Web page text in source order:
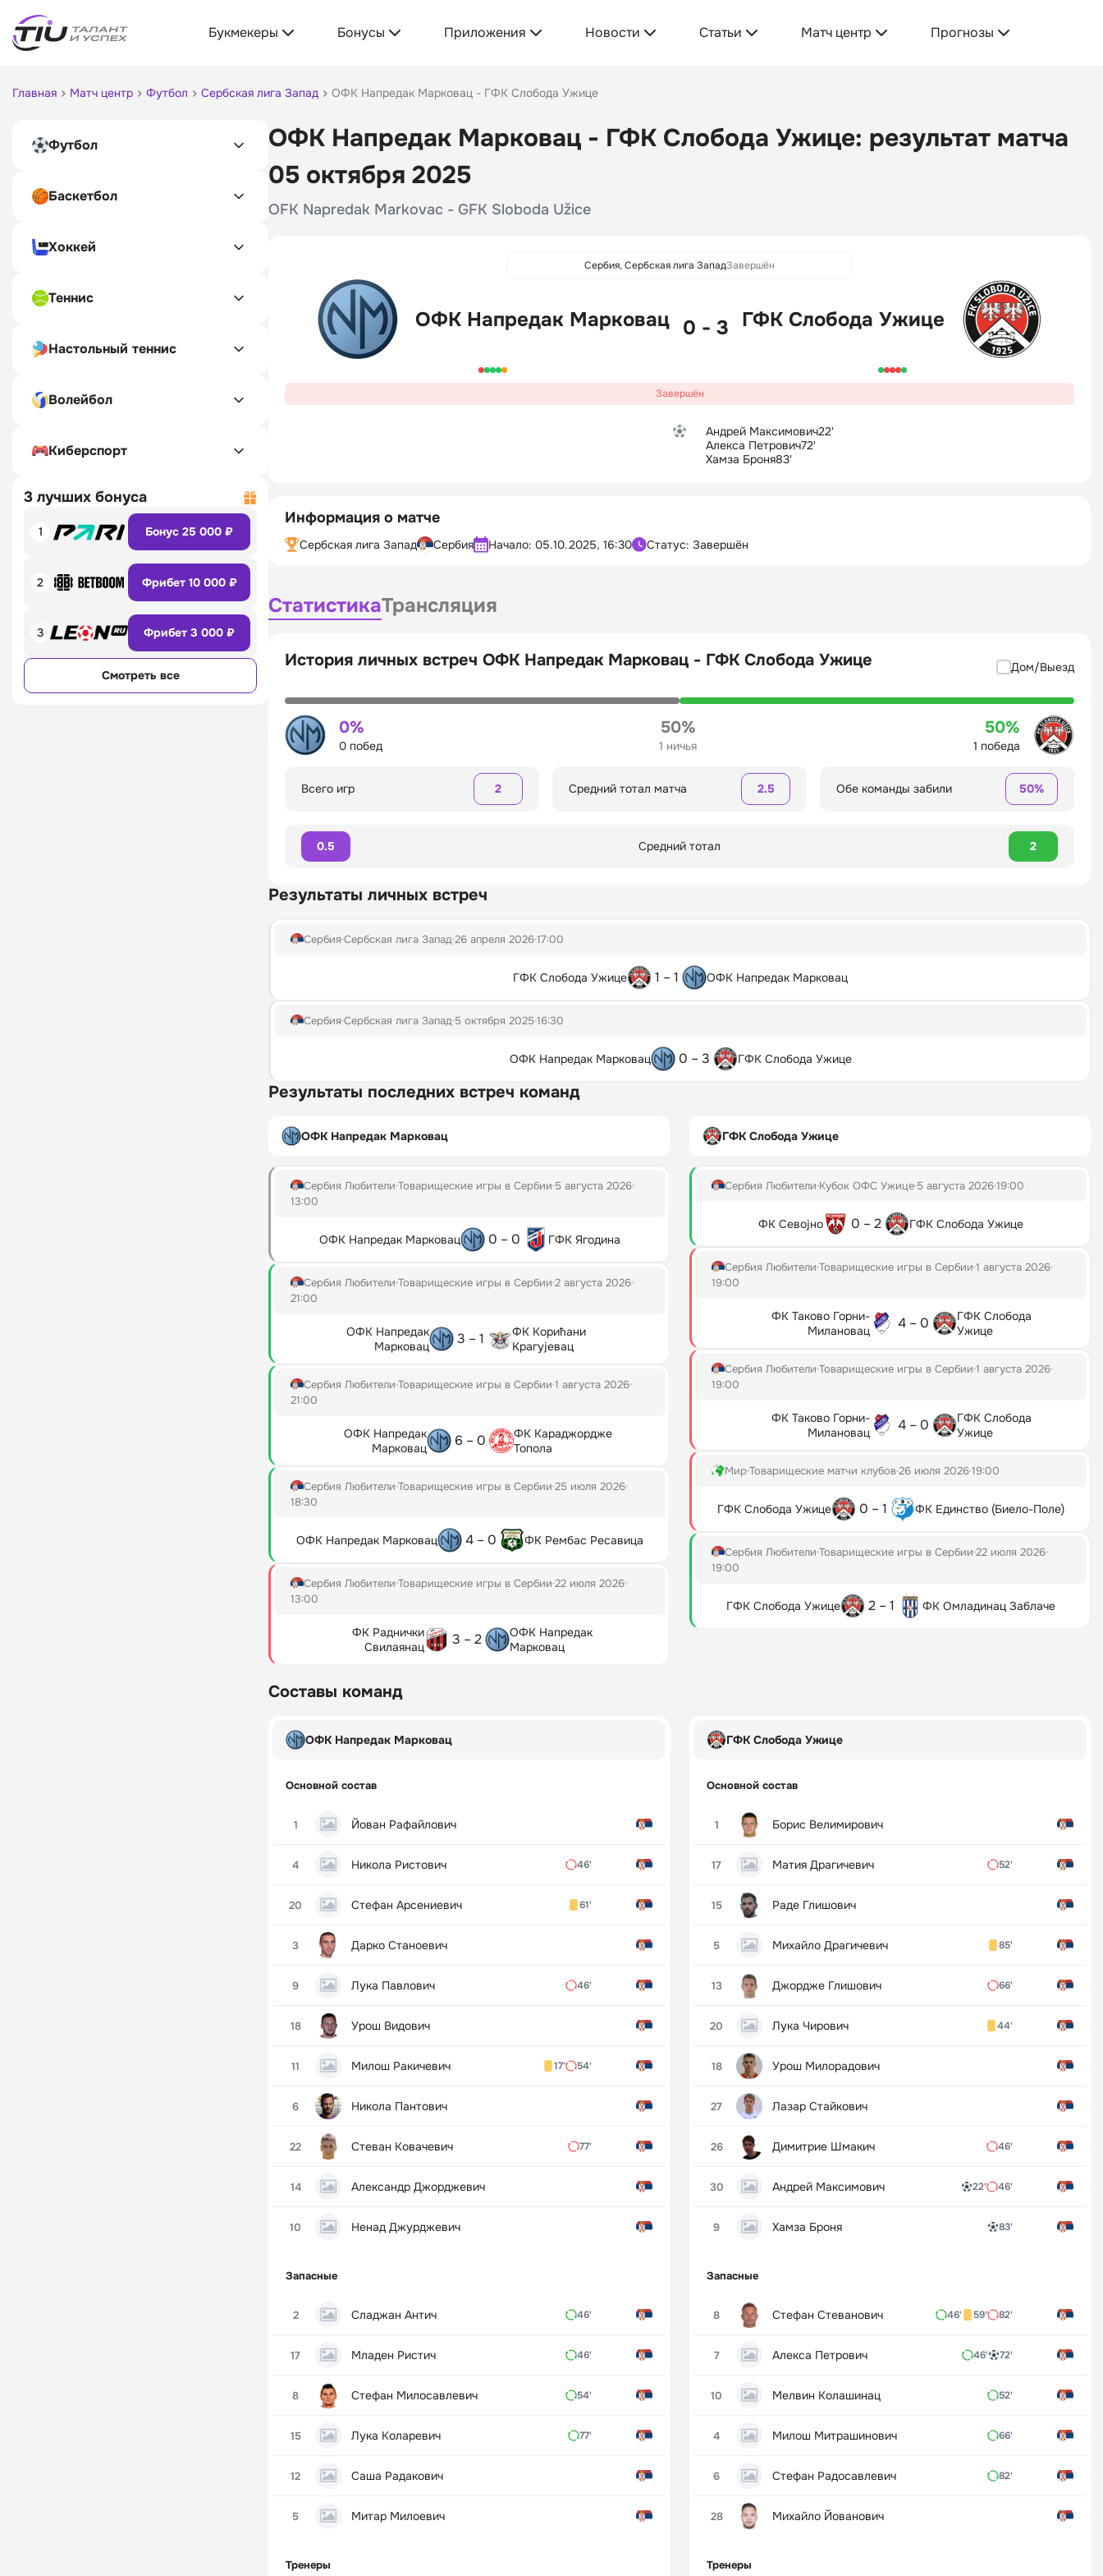
Букмекеры Бонусы Приложения Новости Статьи Матч центр Прогнозы
Главная Матч центр Футбол Сербская лига Запад ОФК Напредак Марковац - ГФК Слобода Ужице
Футбол
Баскетбол
Хоккей
Теннис
Настольный теннис
Волейбол
Киберспорт
3 лучших бонуса
1 Бонус 25 000 ₽
2 Фрибет 10 000 ₽
3 Фрибет 3 000 ₽
Смотреть все
ОФК Напредак Марковац - ГФК Слобода Ужице: результат матча
05 октября 2025
OFK Napredak Markovac - GFK Sloboda Užice
Сербия, Сербская лига ЗападЗавершён
ОФК Напредак Марковац 0 - 3 ГФК Слобода Ужице
Завершён
Андрей Максимович22'
Алекса Петрович72'
Хамза Броня83'
Информация о матче
Сербская лига Запад Сербия Начало: 05.10.2025, 16:30 Статус: Завершён
СтатистикаТрансляция
История личных встреч ОФК Напредак Марковац - ГФК Слобода Ужице Дом/Выезд
0%
0 побед
50%
1 ничья
50%
1 победа
Всего игр 2 Средний тотал матча 2.5 Обе команды забили 50%
0.5 Средний тотал 2
Результаты личных встреч
Сербия Сербская лига Запад26 апреля 202617:00
ГФК Слобода Ужице 1 – 1 ОФК Напредак Марковац
Сербия Сербская лига Запад 5 октября 202516:30
ОФК Напредак Марковац 0 – 3 ГФК Слобода Ужице
Результаты последних встреч команд
ОФК Напредак Марковац
Сербия Любители Товарищеские игры в Сербии 5 августа 2026
13:00
ОФК Напредак Марковац 0 – 0 ГФК Ягодина
Сербия Любители Товарищеские игры в Сербии 2 августа 2026
21:00
ОФК Напредак
Марковац
3 – 1
ФК Корићани
Крагујевац
Сербия Любители Товарищеские игры в Сербии 1 августа 2026
21:00
ОФК Напредак
Марковац
6 – 0
ФК Караджордже
Топола
Сербия Любители Товарищеские игры в Сербии 25 июля 2026
18:30
ОФК Напредак Марковац 4 – 0 ФК Рембас Ресавица
Сербия Любители Товарищеские игры в Сербии 22 июля 2026
13:00
ФК Раднички
Свилаянац
3 – 2
ОФК Напредак
Марковац
ГФК Слобода Ужице
Сербия Любители Кубок ОФС Ужице 5 августа 202619:00
ФК Севојно 0 – 2 ГФК Слобода Ужице
Сербия Любители Товарищеские игры в Сербии 1 августа 2026
19:00
ФК Таково Горни-
Милановац
4 – 0
ГФК Слобода
Ужице
Сербия Любители Товарищеские игры в Сербии 1 августа 2026
19:00
ФК Таково Горни-
Милановац
4 – 0
ГФК Слобода
Ужице
МирТоварищеские матчи клубов26 июля 202619:00
ГФК Слобода Ужице 0 – 1 ФК Единство (Биело-Поле)
Сербия Любители Товарищеские игры в Сербии 22 июля 2026
19:00
ГФК Слобода Ужице 2 – 1 ФК Омладинац Заблаче
Составы команд
ОФК Напредак Марковац
Основной состав
1 Йован Рафайлович
4 Никола Ристович 46'
20 Стефан Арсениевич 61'
3 Дарко Станоевич
9 Лука Павлович 46'
18 Урош Видович
11 Милош Ракичевич 17' 54'
6 Никола Пантович
22 Стеван Ковачевич 77'
14 Александр Джорджевич
10 Ненад Джурджевич
Запасные
2 Сладжан Антич 46'
17 Младен Ристич 46'
8 Стефан Милосавлевич 54'
15 Лука Коларевич 77'
12 Саша Радакович
5 Митар Милоевич
Тренеры
ГФК Слобода Ужице
Основной состав
1 Борис Велимирович
17 Матия Драгичевич 52'
15 Раде Глишович
5 Михайло Драгичевич 85'
13 Джордже Глишович 66'
20 Лука Чирович 44'
18 Урош Милорадович
27 Лазар Стайкович
26 Димитрие Шмакич 46'
30 Андрей Максимович 22' 46'
9 Хамза Броня 83'
Запасные
8 Стефан Стеванович 46' 59' 82'
7 Алекса Петрович 46' 72'
10 Мелвин Колашинац 52'
4 Милош Митрашинович 66'
6 Стефан Радосавлевич 82'
28 Михайло Йованович
Тренеры